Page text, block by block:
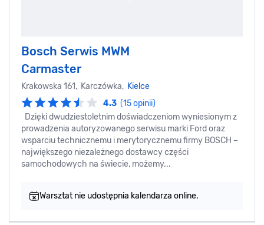
Bosch Serwis MWM
Carmaster
Krakowska 161, Karczówka, Kielce
4.3 (15 opinii)
Dzięki dwudziestoletnim doświadczeniom wyniesionym z
prowadzenia autoryzowanego serwisu marki Ford oraz
wsparciu technicznemu i merytorycznemu firmy BOSCH –
największego niezależnego dostawcy części
samochodowych na świecie, możemy...
Warsztat nie udostępnia kalendarza online.